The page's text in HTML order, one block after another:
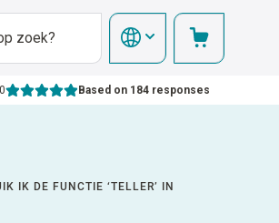
Based on 184 responses
IK DE FUNCTIE ‘TELLER’ IN